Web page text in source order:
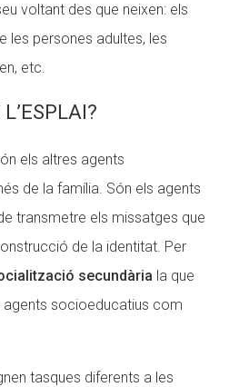
voltant des que neixen: els
les persones adultes, les
etc.
L’ESPLAI?
els altres agents
de la família. Són els agents
transmetre els missatges que
de la identitat. Per
secundària la que
agents socioeducatius com
tasques diferents a les